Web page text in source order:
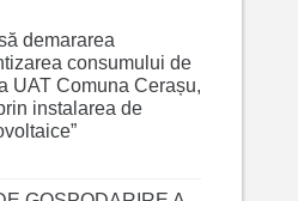
demararea
consumului de
UAT Comuna Cerașu,
instalarea de